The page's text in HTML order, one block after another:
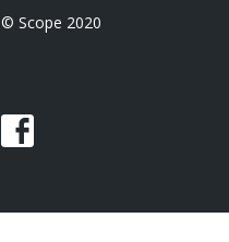
© Scope 2020